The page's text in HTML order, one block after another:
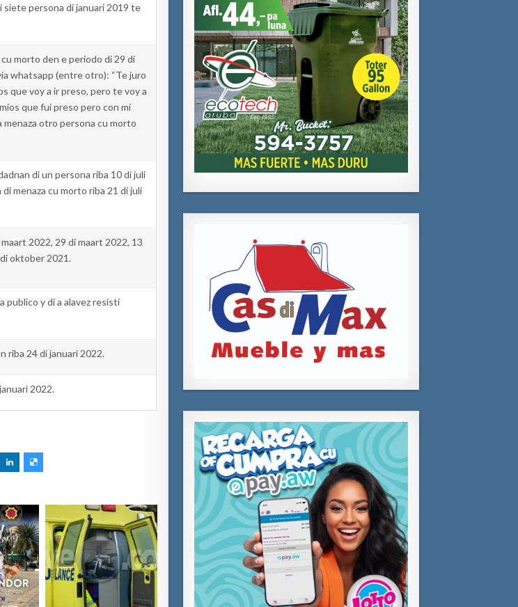
siete persona dijanuari 2019 te
cu morto den e periodo di 29 di
whatsapp (entreotro): “Tejuro
quevoya irpreso, pero tevoya
mios quefui preso pero con mi
menaza otro persona cu morto
diun persona riba 10 dijuli
dimenaza cu morto riba 21 dijuli
maart 2022, 29 dimaart 2022, 13
oktober 2021.
publico y di a alavezresisti
riba 24 dijanuari 2022.
januari 2022.